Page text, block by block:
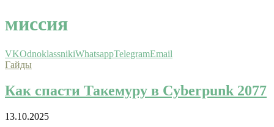
миссия
VKOdnoklassnikiWhatsappTelegramEmail
Гайды
Как спасти Такемуру в Cyberpunk 2077
13.10.2025